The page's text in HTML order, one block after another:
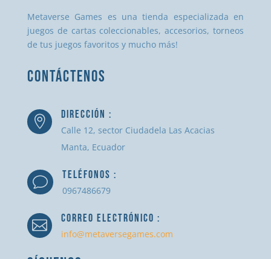
Metaverse Games es una tienda especializada en
juegos de cartas coleccionables, accesorios, torneos
de tus juegos favoritos y mucho más!
CONTÁCTENOS
 DIRECCIÓN :
Calle 12, sector Ciudadela Las Acacias
Manta, Ecuador
v TELÉFONOS :
0967486679
 CORREO ELECTRÓNICO :
info@metaversegames.com